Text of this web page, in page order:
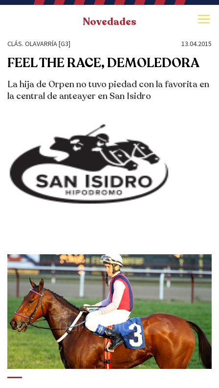
Novedades
CLÁS. OLAVARRÍA [G3] 13.04.2015
FEEL THE RACE, DEMOLEDORA
La hija de Orpen no tuvo piedad con la favorita en
la central de anteayer en San Isidro